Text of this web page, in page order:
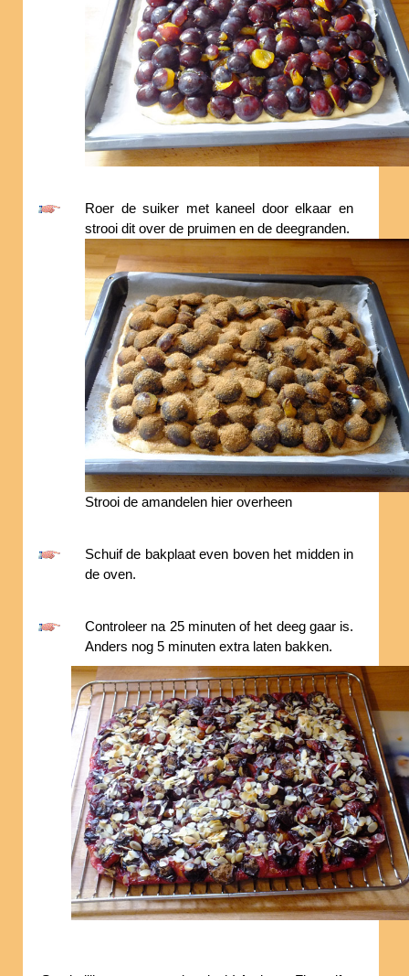
Roer de suiker met kaneel door elkaar en
strooi dit over de pruimen en de deegranden.
Strooi de amandelen hier overheen
Schuif de bakplaat even boven het midden in
de oven.
Controleer na 25 minuten of het deeg gaar is.
Anders nog 5 minuten extra laten bakken.